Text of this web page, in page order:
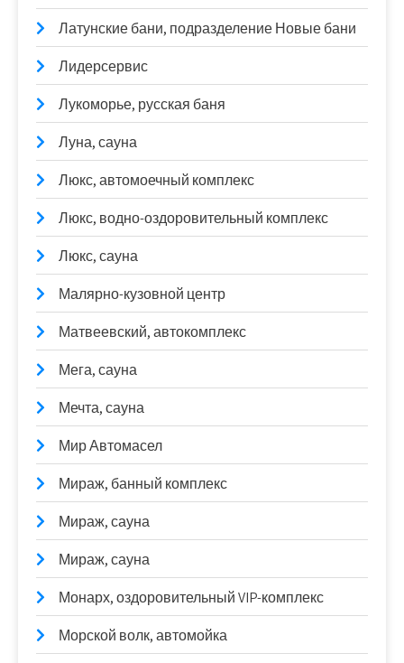
Латунские бани, подразделение Новые бани
Лидерсервис
Лукоморье, русская баня
Луна, сауна
Люкс, автомоечный комплекс
Люкс, водно-оздоровительный комплекс
Люкс, сауна
Малярно-кузовной центр
Матвеевский, автокомплекс
Мега, сауна
Мечта, сауна
Мир Автомасел
Мираж, банный комплекс
Мираж, сауна
Мираж, сауна
Монарх, оздоровительный VIP-комплекс
Морской волк, автомойка